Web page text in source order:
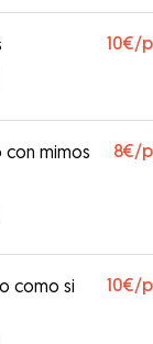
10€/
con mimos
8€/
como si
10€/